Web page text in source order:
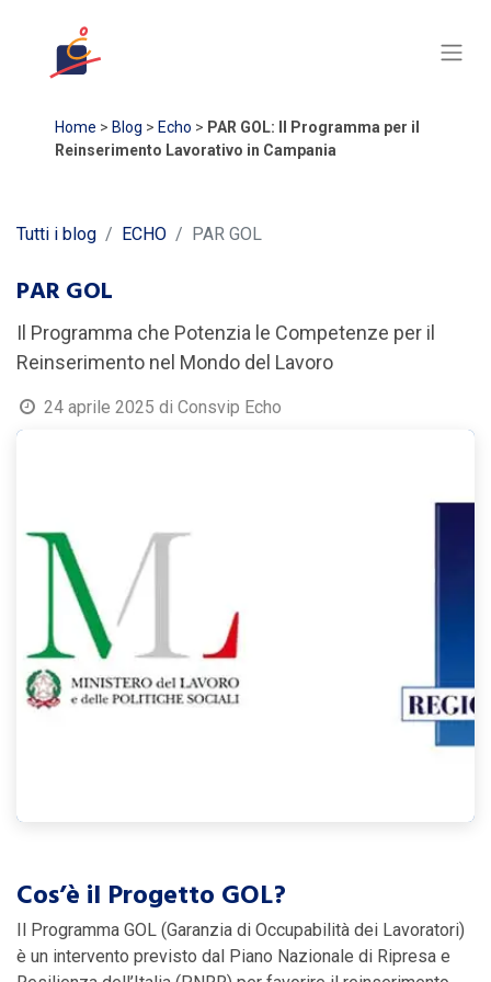
Home > Blog > Echo > PAR GOL: Il Programma per il
Reinserimento Lavorativo in Campania
Tutti i blog ECHO PAR GOL
PAR GOL
Il Programma che Potenzia le Competenze per il
Reinserimento nel Mondo del Lavoro
24 aprile 2025 di Consvip Echo
Cos’è il Progetto GOL?
Il Programma GOL (Garanzia di Occupabilità dei Lavoratori)
è un intervento previsto dal Piano Nazionale di Ripresa e